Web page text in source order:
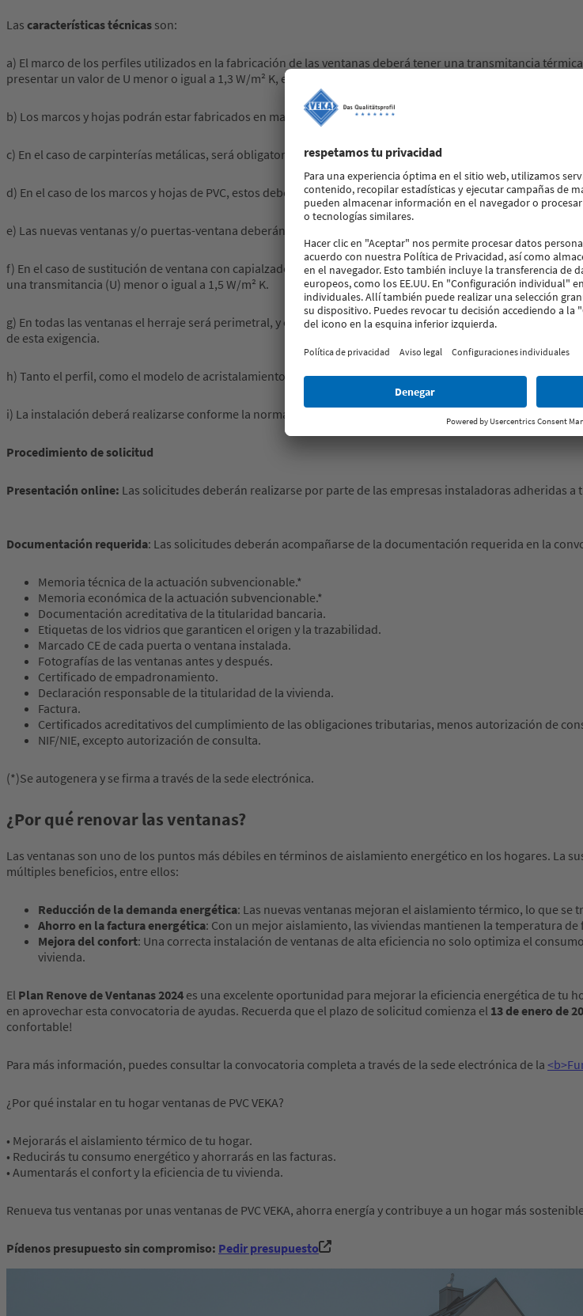
Las características técnicas son:
a) El marco de los perfiles utilizados en la fabricación de las ventanas deberá tener una transmitancia
presentar un valor de U menor o igual a 1,3 W/m² K, estando formado por, al menos, un vidrio bajo emisivo.
b) Los marcos y hojas podrán estar fabricados en madera, metálicos, mixtos o de PVC.
c) En el caso de carpinterías metálicas, será obligatorio incorporar rotura de puente térmico.
d) En el caso de los marcos y hojas de PVC, estos deberán contar con una clasificación apta para clima severo
e) Las nuevas ventanas y/o puertas-ventana deberán garantizar una permeabilidad al aire Clase 4.
f) En el caso de sustitución de ventana con capialzado (persiana), el cajón de persiana deberá cumplir con
una transmitancia (U) menor o igual a 1,5 W/m² K.
g) En todas las ventanas el herraje será perimetral, y en las de dos hojas movibles será necesario incluir
de esta exigencia.
h) Tanto el perfil, como el modelo de acristalamiento o unidad de vidrio aislante, el herraje, el cajón de
i) La instalación deberá realizarse conforme la norma UNE 85219:2023 “Ventanas. Colocación en obra” para
Procedimiento de solicitud
Presentación online: Las solicitudes deberán realizarse por parte de las empresas instaladoras adheridas a
Documentación requerida: Las solicitudes deberán acompañarse de la documentación requerida en la
Memoria técnica de la actuación subvencionable.*
Memoria económica de la actuación subvencionable.*
Documentación acreditativa de la titularidad bancaria.
Etiquetas de los vidrios que garanticen el origen y la trazabilidad.
Marcado CE de cada puerta o ventana instalada.
Fotografías de las ventanas antes y después.
Certificado de empadronamiento.
Declaración responsable de la titularidad de la vivienda.
Factura.
Certificados acreditativos del cumplimiento de las obligaciones tributarias, menos autorización de
NIF/NIE, excepto autorización de consulta.
(*)Se autogenera y se firma a través de la sede electrónica.
¿Por qué renovar las ventanas?
Las ventanas son uno de los puntos más débiles en términos de aislamiento energético en los hogares. La
múltiples beneficios, entre ellos:
Reducción de la demanda energética: Las nuevas ventanas mejoran el aislamiento térmico, lo que
Ahorro en la factura energética: Con un mejor aislamiento, las viviendas mantienen la temperatura
Mejora del confort: Una correcta instalación de ventanas de alta eficiencia no solo optimiza el
vivienda.
El Plan Renove de Ventanas 2024 es una excelente oportunidad para mejorar la eficiencia energética de tu
en aprovechar esta convocatoria de ayudas. Recuerda que el plazo de solicitud comienza el 13 de enero de
confortable!
Para más información, puedes consultar la convocatoria completa a través de la sede electrónica de la
¿Por qué instalar en tu hogar ventanas de PVC VEKA?
• Mejorarás el aislamiento térmico de tu hogar.
• Reducirás tu consumo energético y ahorrarás en las facturas.
• Aumentarás el confort y la eficiencia de tu vivienda.
Renueva tus ventanas por unas ventanas de PVC VEKA, ahorra energía y contribuye a un hogar más
Pídenos presupuesto sin compromiso: Pedir presupuesto